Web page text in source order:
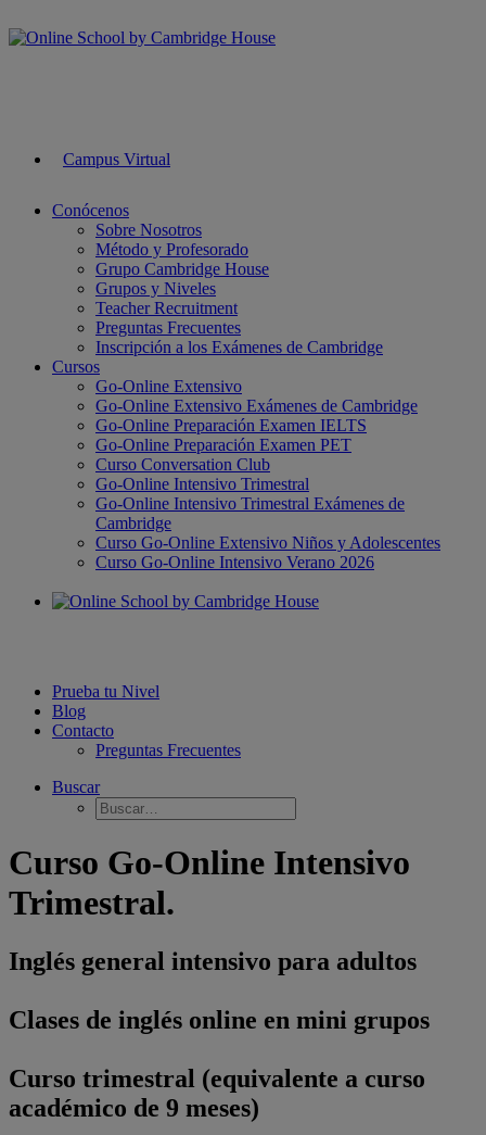
Campus Virtual
Conócenos
Sobre Nosotros
Método y Profesorado
Grupo Cambridge House
Grupos y Niveles
Teacher Recruitment
Preguntas Frecuentes
Inscripción a los Exámenes de Cambridge
Cursos
Go-Online Extensivo
Go-Online Extensivo Exámenes de Cambridge
Go-Online Preparación Examen IELTS
Go-Online Preparación Examen PET
Curso Conversation Club
Go-Online Intensivo Trimestral
Go-Online Intensivo Trimestral Exámenes de
Cambridge
Curso Go-Online Extensivo Niños y Adolescentes
Curso Go-Online Intensivo Verano 2026
Prueba tu Nivel
Blog
Contacto
Preguntas Frecuentes
Buscar
Curso Go-Online Intensivo
Trimestral.
Inglés general intensivo para adultos
Clases de inglés online en mini grupos
Curso trimestral (equivalente a curso
académico de 9 meses)